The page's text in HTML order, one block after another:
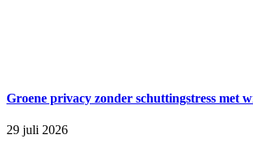
Groene privacy zonder schuttingstress met
29 juli 2026